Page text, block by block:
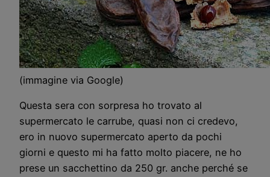
(immagine via Google)
Questa sera con sorpresa ho trovato al
supermercato le carrube, quasi non ci credevo,
ero in nuovo supermercato aperto da pochi
giorni e questo mi ha fatto molto piacere, ne ho
prese un sacchettino da 250 gr. anche perché se